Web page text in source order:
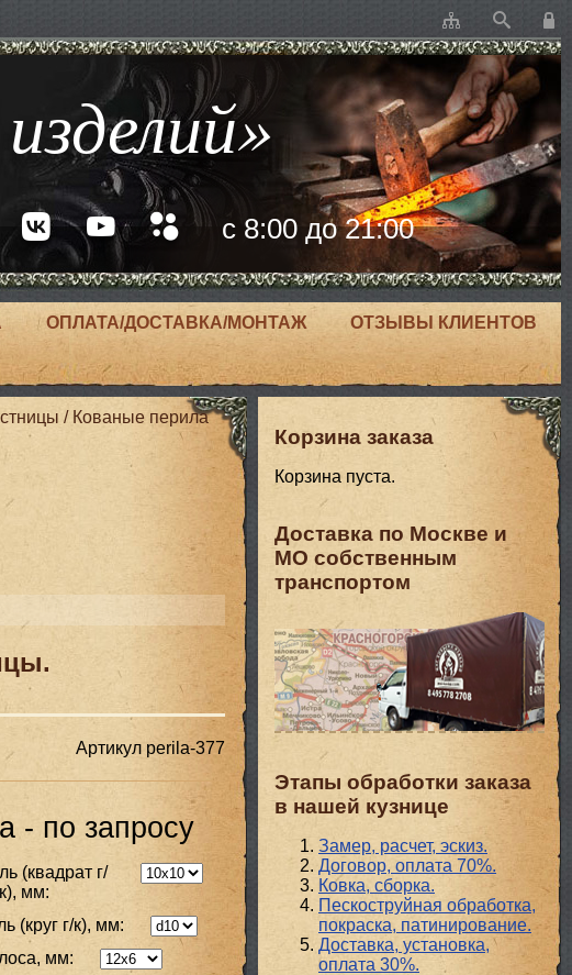
с 8:00 до 21:00
ОПЛАТА/ДОСТАВКА/МОНТАЖ ОТЗЫВЫ КЛИЕНТОВ
/ Кованые перила
Артикул perila-377
- по запросу
(квадрат г/
к), мм:
(круг г/к), мм:
мм:
Корзина заказа
Корзина пуста.
Доставка по Москве и
МО собственным
транспортом
Этапы обработки заказа
в нашей кузнице
Замер, расчет, эскиз.
Договор, оплата 70%.
Ковка, сборка.
Пескоструйная обработка,
покраска, патинирование.
Доставка, установка,
оплата 30%.